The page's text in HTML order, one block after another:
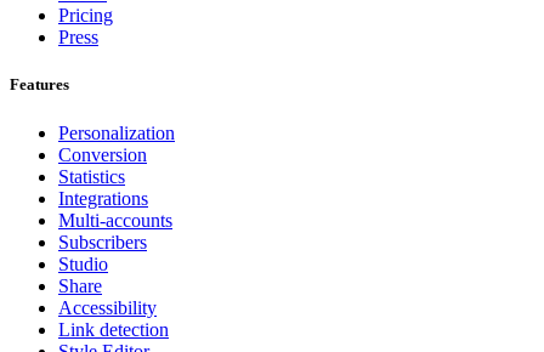
Pricing
Press
Features
Personalization
Conversion
Statistics
Integrations
Multi-accounts
Subscribers
Studio
Share
Accessibility
Link detection